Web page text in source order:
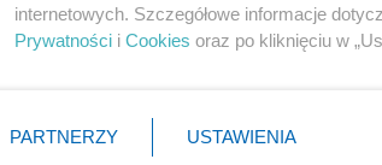
Prezydent
NATO
internetowych. Szczegółowe informacje
Prywatności i Cookies oraz po kliknięciu w
PARTNERZY USTAWIENIA